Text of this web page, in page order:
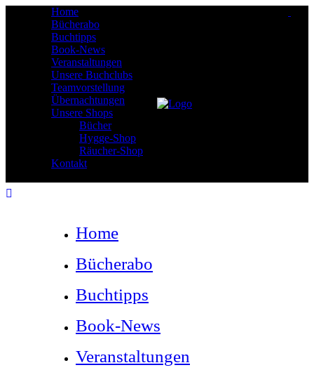
Home
Bücherabo
Buchtipps
Book-News
Veranstaltungen
Unsere Buchclubs
Teamvorstellung
Übernachtungen
Unsere Shops
Bücher
Hygge-Shop
Räucher-Shop
Kontakt
Home
Bücherabo
Buchtipps
Book-News
Veranstaltungen